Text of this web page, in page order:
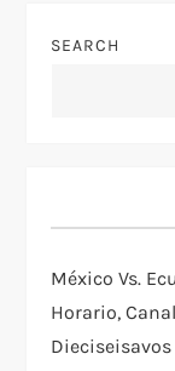
v
a
t
i
SEARCH
México Vs.
Horario,
Dieciseisavos